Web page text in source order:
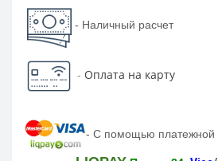
- Наличный расчет
- Оплата на карту
- С помощью платежной